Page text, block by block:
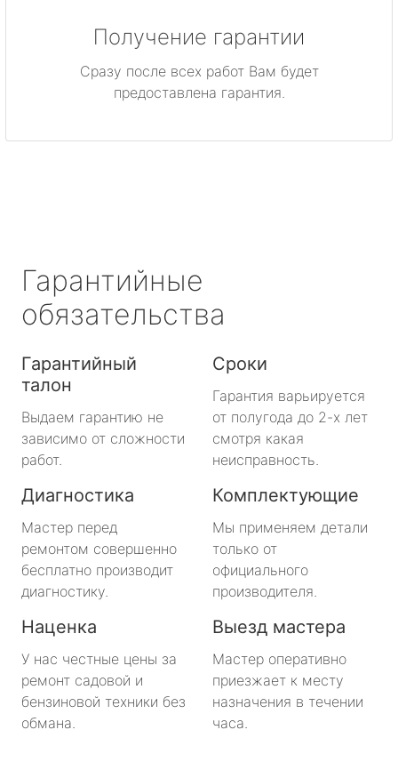
Получение гарантии
Сразу после всех работ Вам будет
предоставлена гарантия.
Гарантийные
обязательства
Гарантийный
талон
Выдаем гарантию не
зависимо от сложности
работ.
Сроки
Гарантия варьируется
от полугода до 2-х лет
смотря какая
неисправность.
Диагностика
Мастер перед
ремонтом совершенно
бесплатно производит
диагностику.
Комплектующие
Мы применяем детали
только от
официального
производителя.
Наценка
У нас честные цены за
ремонт садовой и
бензиновой техники без
обмана.
Выезд мастера
Мастер оперативно
приезжает к месту
назначения в течении
часа.